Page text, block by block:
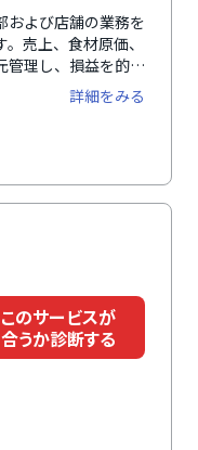
および店舗の業務を
売上、食材原価、
管理し、損益を的確
をサポート。発注・
ムリーに提供し、店
。また、人時生産
を図り、経営戦略
詳細をみる
このサービスが
合うか診断する